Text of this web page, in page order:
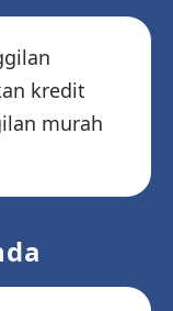
kredit
murah